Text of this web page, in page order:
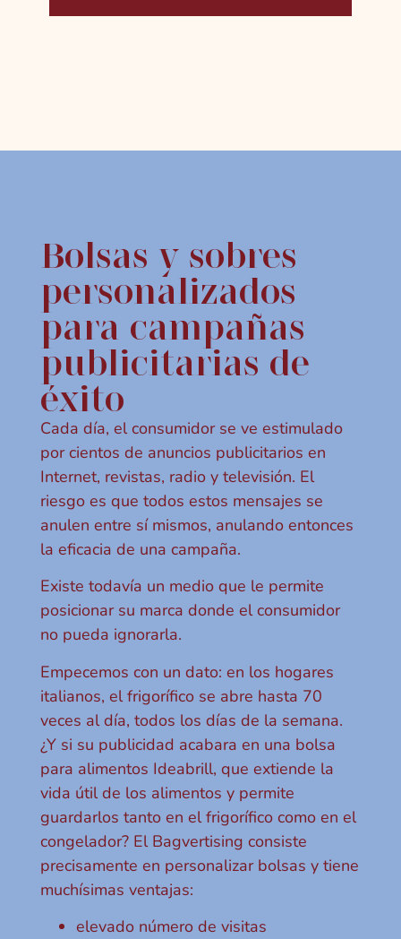
Bolsas y sobres
personalizados
para campañas
publicitarias de
éxito
Cada día, el consumidor se ve estimulado
por cientos de anuncios publicitarios en
Internet, revistas, radio y televisión. El
riesgo es que todos estos mensajes se
anulen entre sí mismos, anulando entonces
la eficacia de una campaña.
Existe todavía un medio que le permite
posicionar su marca donde el consumidor
no pueda ignorarla.
Empecemos con un dato: en los hogares
italianos, el frigorífico se abre hasta 70
veces al día, todos los días de la semana.
¿Y si su publicidad acabara en una bolsa
para alimentos Ideabrill, que extiende la
vida útil de los alimentos y permite
guardarlos tanto en el frigorífico como en el
congelador? El Bagvertising consiste
precisamente en personalizar bolsas y tiene
muchísimas ventajas:
elevado número de visitas